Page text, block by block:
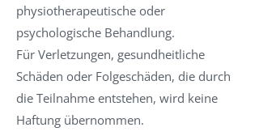
physiotherapeutische oder
psychologische Behandlung.
Für Verletzungen, gesundheitliche
Schäden oder Folgeschäden, die durch
die Teilnahme entstehen, wird keine
Haftung übernommen.